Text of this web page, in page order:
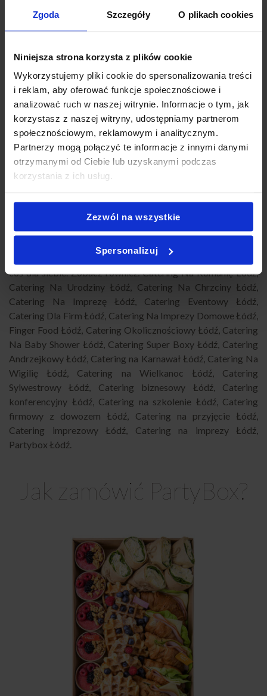
Zgoda Szczegóły O plikach cookies
Niniejsza strona korzysta z plików cookie
Wykorzystujemy pliki cookie do spersonalizowania treści
i reklam, aby oferować funkcje społecznościowe i
analizować ruch w naszej witrynie. Informacje o tym, jak
korzystasz z naszej witryny, udostępniamy partnerom
społecznościowym, reklamowym i analitycznym.
Partnerzy mogą połączyć te informacje z innymi danymi
otrzymanymi od Ciebie lub uzyskanymi podczas
korzystania z ich usług.
Zezwól na wszystkie
Spersonalizuj
oferta to połączenie jakości, wygody i elastyczności, które
sprawiają, że każde firmowe wydarzenie w Łodzi będzie
udane i zapamiętane przez uczestników. Zaufaj
profesjonalistom i postaw na catering z dowozem, który
ułatwi Ci życie i podniesie rangę Twoich spotkań.
Może Cię to
zainteresuje
Planujesz inne wydarzenie i szukasz sprawdzonego cateringu
szeroki wybór zestawów na różne okazje – każdy znajdzie
coś dla siebie. Zobacz również:Catering Na Komunię Łódź,
Catering Na Urodziny Łódź
Catering Na Chrzciny Łódź,
Catering Na Imprezę Łódź, Catering Eventowy Łódź,
Catering Dla Firm Łódź, Catering Na Imprezy Domowe Łódź,
Finger Food Łódź, Catering Okolicznościowy Łódź, Catering
Na Baby Shower Łódź, Catering Super Boxy Łódź, Catering
Andrzejkowy Łódź, Catering na Karnawał Łódź, Catering Na
Wigilię Łódź, Catering na Wielkanoc Łódź, Catering
Sylwestrowy Łódź, Catering biznesowy Łódź, Catering
konferencyjny Łódź, Catering na szkolenie Łódź, Catering
firmowy z dowozem Łódź, Catering na przyjęcie Łódź,
Catering imprezowy Łódź, Catering na imprezy Łódź,
Partybox Łódź.
Jak zamówić PartyBox?